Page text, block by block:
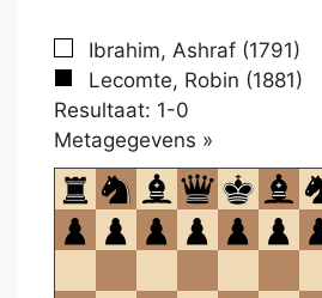
Ibrahim, Ashraf (1791)
Lecomte, Robin (1881)
Resultaat: 1-0
Metagegevens »
om
te
openen.